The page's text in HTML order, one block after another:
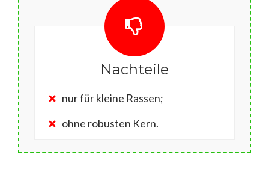
Nachteile
nur für kleine Rassen;
ohne robusten Kern.